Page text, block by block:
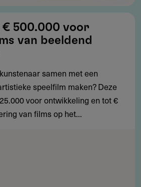
500.000 voor
van beeldend
samen met een
speelfilm maken? Deze
voor ontwikkeling en tot €
van films op het...